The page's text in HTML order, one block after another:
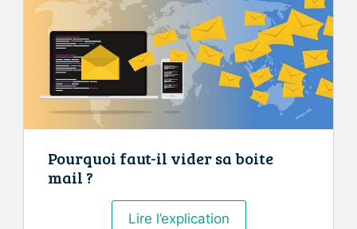
téléphone
neuf
?
Pourquoi faut-il vider sa boite
mail ?
Lire l’explicationPourquoi